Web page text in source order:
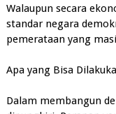
Walaupun secara
standar negara
pemerataan yang
Apa yang Bisa
Dalam membangun